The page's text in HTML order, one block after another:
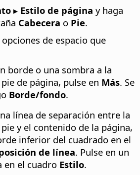
▸ Estilo de página y haga
Cabecera o Pie.
de espacio que
borde o una sombra a la
de página, pulse en Más. Se
Borde/fondo.
línea de separación entre la
y el contenido de la página,
inferior del cuadrado en el
de línea. Pulse en un
en el cuadro Estilo.